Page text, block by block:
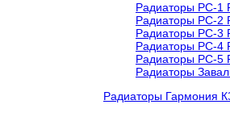
Радиаторы РС-1
Радиаторы РС-2
Радиаторы РС-3
Радиаторы РС-4
Радиаторы РС-5
Радиаторы
Радиаторы Гармония